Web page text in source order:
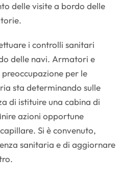
delle visite a bordo delle
i controlli sanitari
delle navi. Armatori e
per le
sta determinando sulle
di istituire una cabina di
azioni opportune
Si è convenuto,
sanitaria e di aggiornare